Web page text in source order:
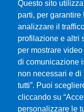
Questo sito
parti, per
analizzare il
profilazione e altri
per mostrare
di comunicazione
non necessari e di
tutti”. Puoi
cliccando su
personalizzare le
MENÙ SOCIAL
MENÙ FOOTER 1
Accessibility
Privacy and cookie
Modulistica
Prenotazione Aule
Dove ci trovi